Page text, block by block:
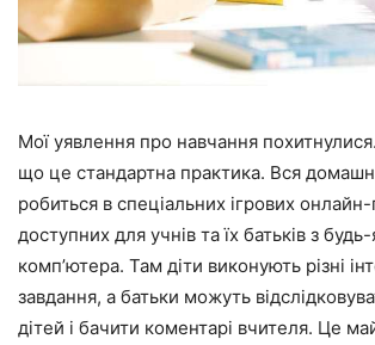
Мої уявлення про навчання
що це стандартна практика. Вся
робиться в спеціальних ігрових
доступних для учнів та їх батьків з
комп’ютера. Там діти виконують різні
завдання, а батьки можуть
дітей і бачити коментарі вчителя. Це